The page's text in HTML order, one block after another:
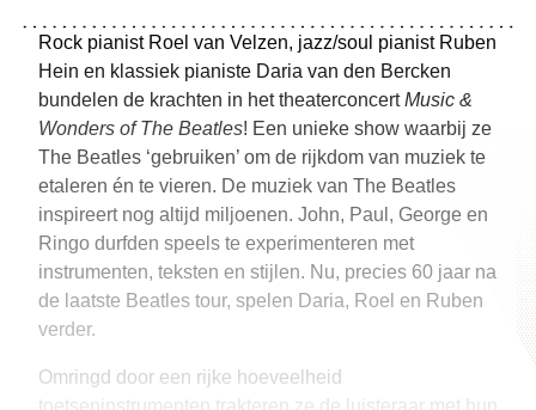
Rock pianist Roel van Velzen, jazz/soul pianist Ruben
Hein en klassiek pianiste Daria van den Bercken
bundelen de krachten in het theaterconcertMusic &
Wonders of The Beatles! Een unieke show waarbij ze
The Beatles ‘gebruiken’ om de rijkdom van muziek te
etaleren én te vieren. De muziek van The Beatles
inspireert nog altijd miljoenen. John, Paul, George en
Ringo durfden speels te experimenteren met
instrumenten, teksten en stijlen. Nu, precies 60 jaar na
de laatste Beatles tour, spelen Daria, Roel en Ruben
verder.
Omringd door een rijke hoeveelheid